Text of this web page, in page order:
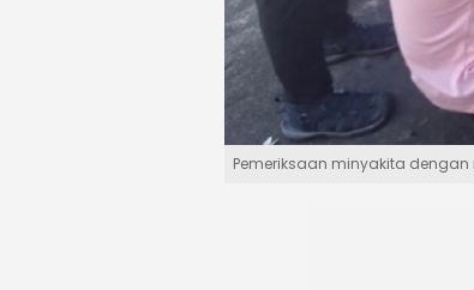
Pemeriksaan minyakita